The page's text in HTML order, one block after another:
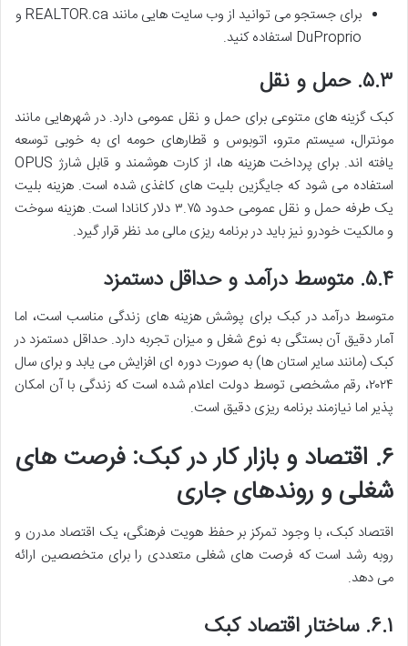
برای جستجو می توانید از وب سایت هایی مانند REALTOR.ca و
DuProprio استفاده کنید.
۵.۳. حمل و نقل
کبک گزینه های متنوعی برای حمل و نقل عمومی دارد. در شهرهایی مانند
مونترال، سیستم مترو، اتوبوس و قطارهای حومه ای به خوبی توسعه
یافته اند. برای پرداخت هزینه ها، از کارت هوشمند و قابل شارژ OPUS
استفاده می شود که جایگزین بلیت های کاغذی شده است. هزینه بلیت
یک طرفه حمل و نقل عمومی حدود ۳.۷۵ دلار کانادا است. هزینه سوخت
و مالکیت خودرو نیز باید در برنامه ریزی مالی مد نظر قرار گیرد.
۵.۴. متوسط درآمد و حداقل دستمزد
متوسط درآمد در کبک برای پوشش هزینه های زندگی مناسب است، اما
آمار دقیق آن بستگی به نوع شغل و میزان تجربه دارد. حداقل دستمزد در
کبک (مانند سایر استان ها) به صورت دوره ای افزایش می یابد و برای سال
۲۰۲۴، رقم مشخصی توسط دولت اعلام شده است که زندگی با آن امکان
پذیر اما نیازمند برنامه ریزی دقیق است.
۶. اقتصاد و بازار کار در کبک: فرصت های
شغلی و روندهای جاری
اقتصاد کبک، با وجود تمرکز بر حفظ هویت فرهنگی، یک اقتصاد مدرن و
روبه رشد است که فرصت های شغلی متعددی را برای متخصصین ارائه
می دهد.
۶.۱. ساختار اقتصاد کبک